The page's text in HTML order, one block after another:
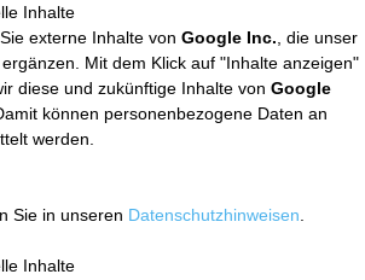
Inhalte
externe Inhalte von Google Inc. , die unser
Mit dem Klick auf "Inhalte anzeigen"
diese und zukünftige Inhalte von Google
können personenbezogene Daten an
werden.
Sie in unseren Datenschutzhinweisen
Inhalte